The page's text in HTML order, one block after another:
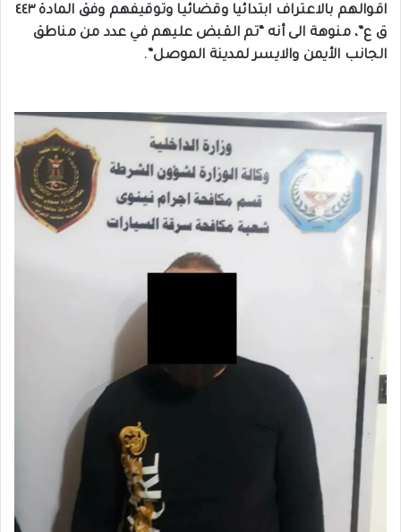
اقوالهم بالاعتراف ابتدائيا وقضائيا وتوقيفهم وفق المادة ٤٤٣
ق ع”، منوهة الى أنه “تم القبض عليهم في عدد من مناطق
الجانب الأيمن والايسر لمدينة الموصل”.